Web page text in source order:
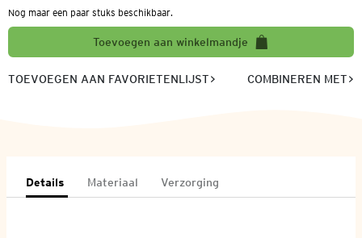
Nog maar een paar stuks beschikbaar.
Toevoegen aan winkelmandje
TOEVOEGEN AAN FAVORIETENLIJST COMBINEREN MET
Details Materiaal Verzorging